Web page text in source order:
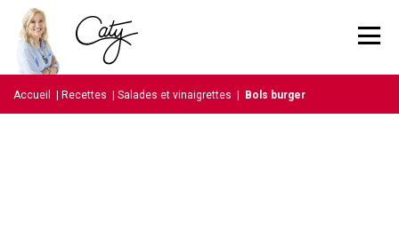
Accueil Recettes Salades et vinaigrettes Bols burger